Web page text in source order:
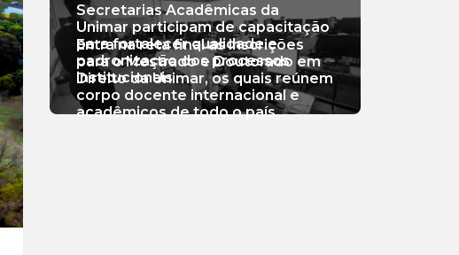
Secretarias Acadêmicas da
Unimar participam de capacitação
para fortalecer qualidade e
padronização dos processos
institucionais
Entra na reta final as inscrições
para o Mestrado e Doutorado em
Direito da Unimar, os quais reúnem
corpo docente internacional e
acadêmicos de todo o país